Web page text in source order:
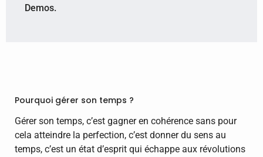
Demos.
Pourquoi gérer son temps ?
Gérer son temps, c’est gagner en cohérence sans pour
cela atteindre la perfection, c’est donner du sens au
temps, c’est un état d’esprit qui échappe aux révolutions